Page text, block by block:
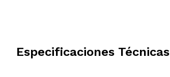
Especificaciones Técnicas